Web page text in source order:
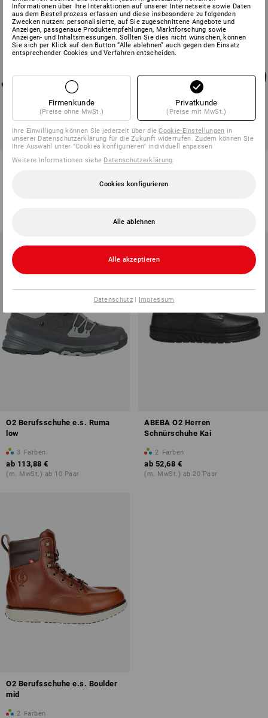
O2 Berufsschuhe e.s. Kobuk
O2 Berufsschuhe e.s. Ruma
O2 Berufsschuhe e.s. Ruma
low
3 Farben
ab 113,88 €
(m. MwSt.) ab 10 Paar
ABEBA O2 Herren
Schnürschuhe Kai
2 Farben
ab 52,68 €
(m. MwSt.) ab 20 Paar
O2 Berufsschuhe e.s. Boulder
mid
2 Farben
Informationen über Ihre Interaktionen auf unserer Internetseite sowie Daten
aus dem Bestellprozess erfassen und diese insbesondere zu folgenden
Zwecken nutzen: personalisierte, auf Sie zugeschnittene Angebote und
Anzeigen, passgenaue Produktempfehlungen, Marktforschung sowie
Anzeigen- und Inhaltsmessungen. Sollten Sie dies nicht wünschen, können
Sie sich per Klick auf den Button “Alle ablehnen” auch gegen den Einsatz
entsprechender Cookies und Verfahren entscheiden.
Firmenkunde
(Preise ohne MwSt.)
Privatkunde
(Preise mit MwSt.)
Ihre Einwilligung können Sie jederzeit über dieCookie-Einstellungen in
unserer Datenschutzerklärung für die Zukunft widerrufen. Zudem können Sie
Ihre Auswahl unter "Cookies konfigurieren" individuell anpassen
Weitere Informationen siehe Datenschutzerklärung
Cookies konfigurieren
Alle ablehnen
Alle akzeptieren
Datenschutz| Impressum